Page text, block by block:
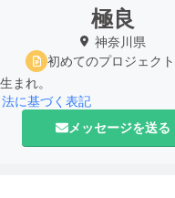
極良
神奈川県
初めてのプロジェク
まれ。
に基づく表記
メッセージを送る